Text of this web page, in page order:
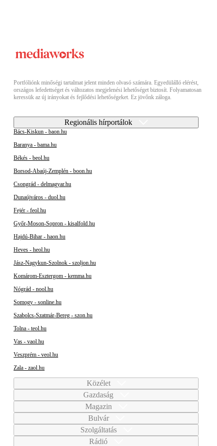
Portfóliónk minőségi tartalmat jelent minden olvasó számára. Egyedülálló elérést,
országos lefedettséget és változatos megjelenési lehetőséget biztosít. Folyamatosan
keressük az új irányokat és fejlődési lehetőségeket. Ez jövőnk záloga.
Regionális hírportálok
Bács-Kiskun - baon.hu
Baranya - bama.hu
Békés - beol.hu
Borsod-Abaúj-Zemplén - boon.hu
Csongrád - delmagyar.hu
Dunaújváros - duol.hu
Fejér - feol.hu
Győr-Moson-Sopron - kisalfold.hu
Hajdú-Bihar - haon.hu
Heves - heol.hu
Jász-Nagykun-Szolnok - szoljon.hu
Komárom-Esztergom - kemma.hu
Nógrád - nool.hu
Somogy - sonline.hu
Szabolcs-Szatmár-Bereg - szon.hu
Tolna - teol.hu
Vas - vaol.hu
Veszprém - veol.hu
Zala - zaol.hu
Közélet
Gazdaság
Magazin
Bulvár
Szolgáltatás
Rádió